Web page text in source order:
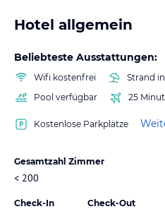
Hotel allgemein
Beliebteste Ausstattungen:
Wifi kostenfrei
Strand
Pool verfügbar
25
Kostenlose Parkplätze
Gesamtzahl Zimmer
< 200
Check-In Check-Out